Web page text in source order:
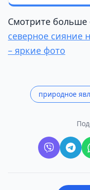
Смотрите больше
северное сияние
– яркие фото
природное